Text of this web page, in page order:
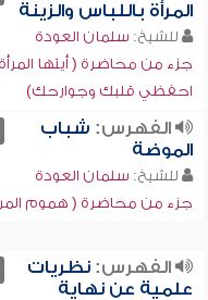
المرأة باللباس والزينة
للشيخ: سلمان العودة
جزء من محاضرة ( أيتها المرأة
احفظي قلبك وجوارحك)
الفهرس: شباب
الموضة
للشيخ: سلمان العودة
جزء من محاضرة ( هموم
الفهرس:نظريات
علمية عن نهاية